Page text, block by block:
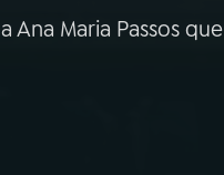
Maria Passos que